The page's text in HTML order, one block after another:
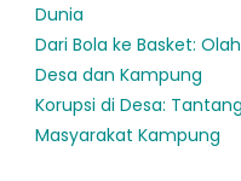
Dunia
Dari Bola ke Basket:
Desa dan Kampung
Korupsi di Desa:
Masyarakat Kampung